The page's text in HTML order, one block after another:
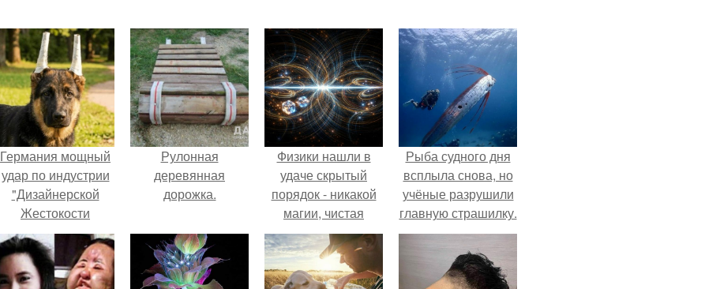
Германия мощный
удар по индустрии
"Дизайнерской
Жестокости
нанесла".
Рулонная
деревянная
дорожка.
Физики нашли в
удаче скрытый
порядок - никакой
магии, чистая
квантовая
механика.
Рыба судного дня
всплыла снова, но
учёные разрушили
главную страшилку.